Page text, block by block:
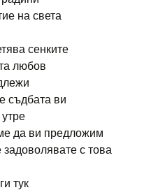
на света
сенките
любов
съдбата ви
да ви предложим
с това
тук